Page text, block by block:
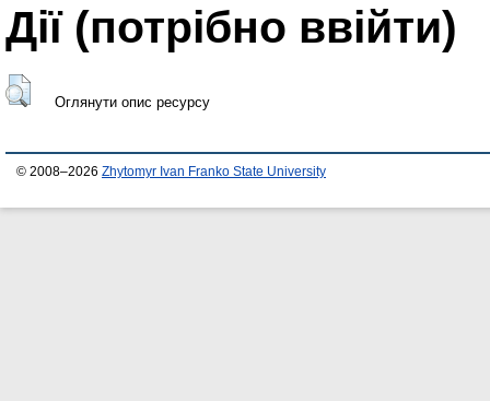
Дії ​​(потрібно ввійти)
Оглянути опис ресурсу
© 2008–2026 Zhytomyr Ivan Franko State University